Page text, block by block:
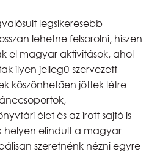
legsikeresebb
lehetne felsorolni, hiszen
el magyar aktivitások, ahol
ilyen jellegű szervezett
köszönhetően jöttek létre
élet és az írott sajtó is
helyen elindult a magyar
szeretnénk nézni egyre